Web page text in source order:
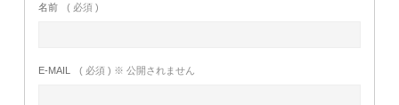
名前 ( 必須 )
E-MAIL ( 必須 ) ※ 公開されません